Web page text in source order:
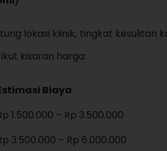
lokasi klinik, tingkat kesulitan
kisaran harga:
Biaya
1.500.000 – Rp 3.500.000
3.500.000 – Rp 6.000.000